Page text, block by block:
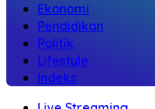
Ekonomi
Pendidikan
Politik
Lifestyle
Indeks